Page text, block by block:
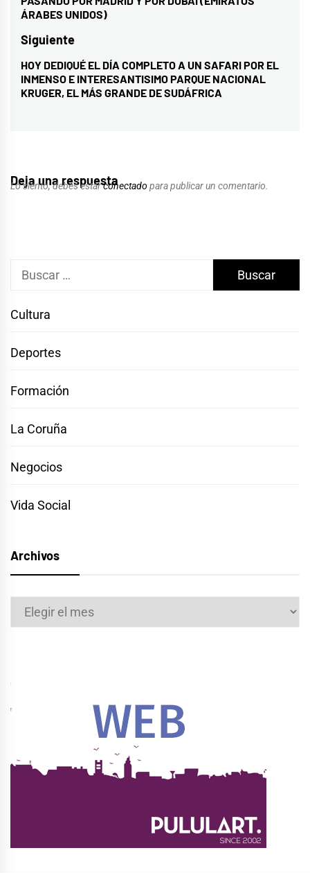
entradas
anterior:
ÁRABES UNIDOS)
Siguiente
Entrada
siguiente:
HOY DEDIQUÉ EL DÍA COMPLETO A UN SAFARI POR EL
INMENSO E INTERESANTISIMO PARQUE NACIONAL
KRUGER, EL MÁS GRANDE DE SUDÁFRICA
Deja una respuesta
Lo siento, debes estarconectado para publicar un comentario.
Buscar:
Cultura
Deportes
Formación
La Coruña
Negocios
Vida Social
Archivos
Archivos